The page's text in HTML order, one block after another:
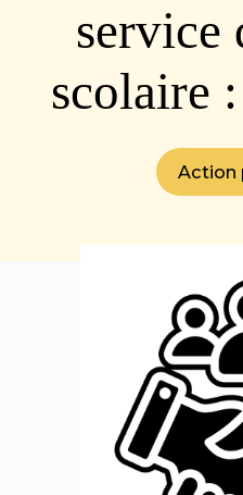
service
scolaire
Action